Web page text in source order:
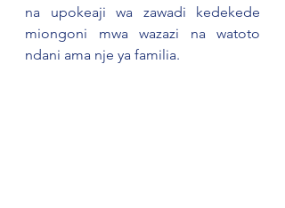
na upokeaji wa zawadi kedekede
miongoni mwa wazazi na watoto
ndani ama nje ya familia.